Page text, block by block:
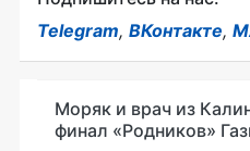
Telegram, ВКонтакте,
Моряк и врач из
финал «Родников»